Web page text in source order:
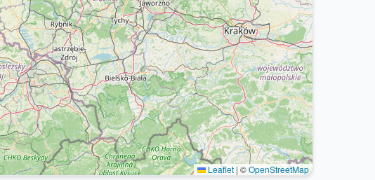
Leaflet | ©OpenStreetMap